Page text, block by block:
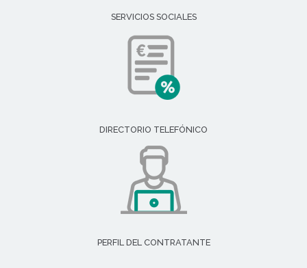
SERVICIOS SOCIALES
DIRECTORIO TELEFÓNICO
PERFIL DEL CONTRATANTE